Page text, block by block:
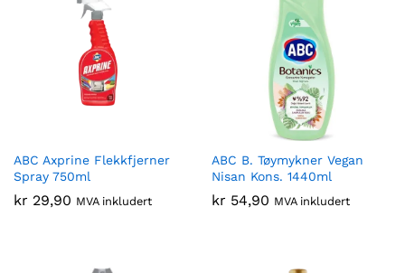
ABC Axprine Flekkfjerner
Spray 750ml
kr 29,90 MVA inkludert
ABC B. Tøymykner Vegan
Nisan Kons. 1440ml
kr 54,90 MVA inkludert